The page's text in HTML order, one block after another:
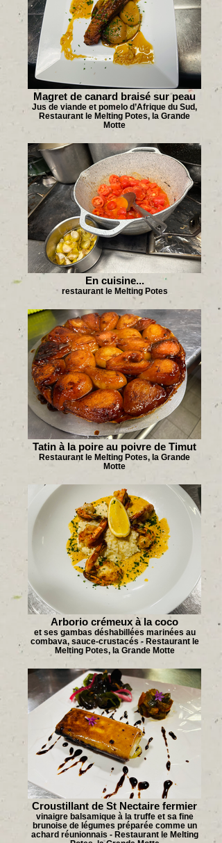
Magret de canard braisé sur peau
Jus de viande et pomelo d’Afrique du Sud,
Restaurant le Melting Potes, la Grande
Motte
En cuisine...
restaurant le Melting Potes
Tatin à la poire au poivre de Timut
Restaurant le Melting Potes, la Grande
Motte
Arborio crémeux à la coco
et ses gambas déshabillées marinées au
combava, sauce-crustacés - Restaurant le
Melting Potes, la Grande Motte
Croustillant de St Nectaire fermier
vinaigre balsamique à la truffe et sa fine
brunoise de légumes préparée comme un
achard réunionnais - Restaurant le Melting